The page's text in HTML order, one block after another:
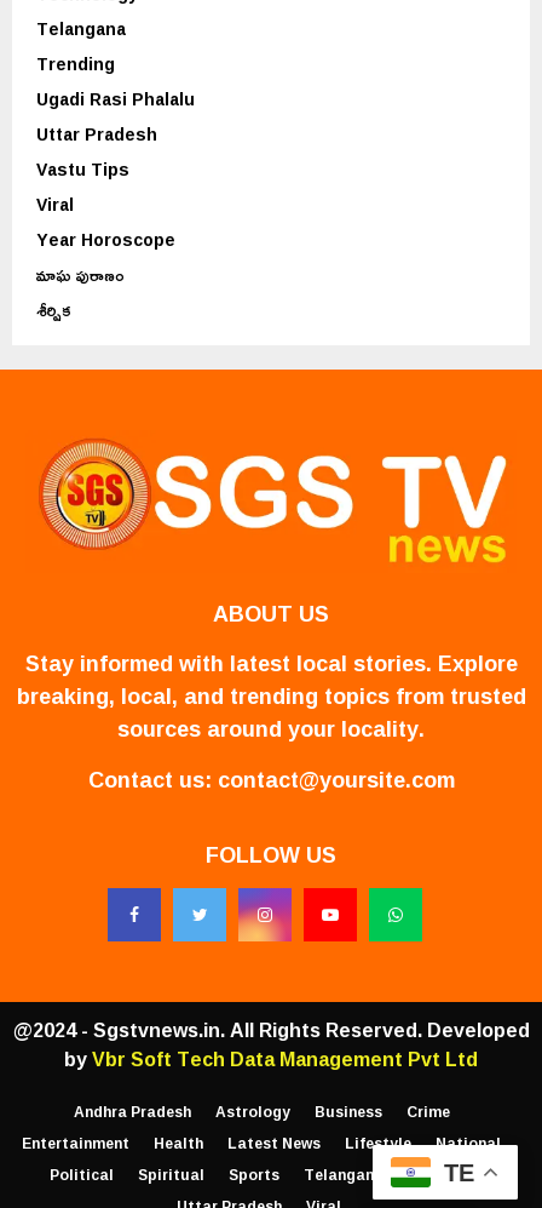
Telangana
Trending
Ugadi Rasi Phalalu
Uttar Pradesh
Vastu Tips
Viral
Year Horoscope
మాఘ పురాణం
శీర్షిక
ABOUT US
Stay informed with latest local stories. Explore
breaking, local, and trending topics from trusted
sources around your locality.
Contact us: contact@yoursite.com
FOLLOW US
@2024 - Sgstvnews.in. All Rights Reserved. Developed
byVbr Soft Tech Data Management Pvt Ltd
Andhra Pradesh Astrology Business
Crime
Entertainment
Health Latest News Lifestyle
National
Political
Spiritual Sports Telangana
Trending
TE